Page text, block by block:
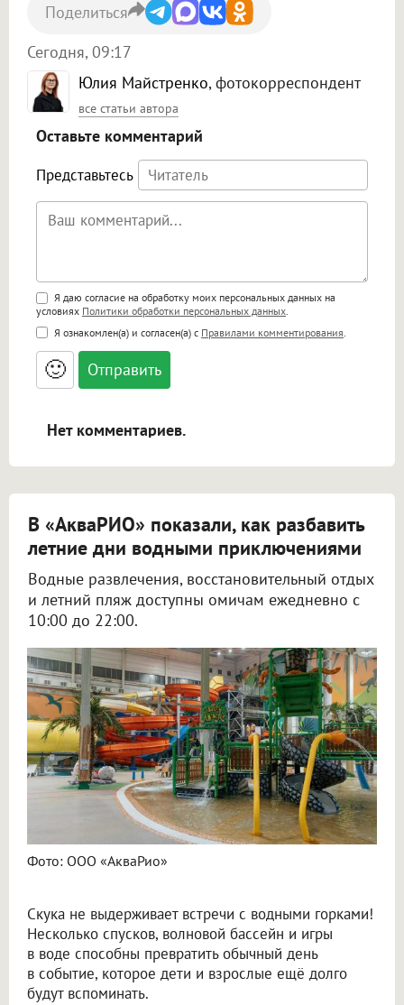
Юлия Майстренко, фотокорреспондент
все статьи автора
Сегодня, 09:17
Поделиться
Оставьте комментарий
Представьтесь
Поддержка HTML
<b>, <strong>, <u>, <i>, <em>, <s>, <big>,
<small>, <sup>, <sub>, <pre>, <ul>, <ol>, <li>,
<blockquote>, <code> экранирует HTML,
адреса URL автоматически становятся
ссылками, и [img]адрес[/img] будет
Я даю согласие на обработку моих персональных данных на
условиях Политики обработки персональных данных
Я ознакомлен(а) и согласен(а) с Правилами комментирования
🙂
Нет комментариев.
В «АкваРИО» показали, как разбавить
летние дни водными приключениями
Водные развлечения, восстановительный отдых
и летний пляж доступны омичам ежедневно с
10:00 до 22:00.
Фото: ООО «АкваРио»
Скука не выдерживает встречи с водными горками!
Несколько спусков, волновой бассейн и игры
в воде способны превратить обычный день
в событие, которое дети и взрослые ещё долго
будут вспоминать.